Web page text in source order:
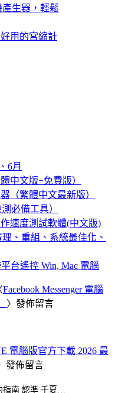
產生器，輕鬆
好用的宮縮計
6月
中文版+免費版）
（繁體中文最新版）
必備工具）
作速度測試軟體(中文版)
理、重組、系統最佳化、
台遙控 Win, Mac 電腦
Facebook Messenger 電腦
〉發佈留言
電腦版官方下載 2026 最
發佈留言
指南 認準 千夏…